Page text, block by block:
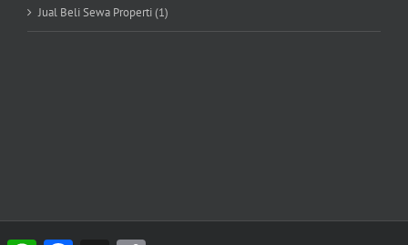
Jual Beli Sewa Properti (1)